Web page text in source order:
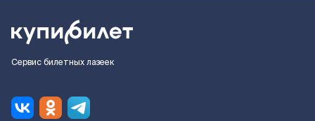
Сервис билетных лазеек